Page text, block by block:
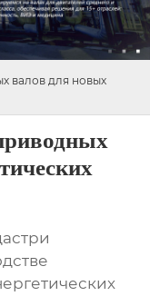
валов для новых